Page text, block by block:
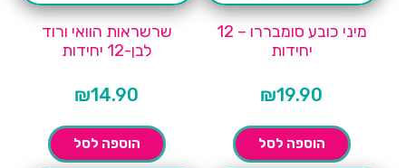
מיני כובע סומבררו – 12
יחידות
₪19.90
הוספה לסל
שרשראות הוואי ורוד
לבן-12 יחידות
₪14.90
הוספה לסל